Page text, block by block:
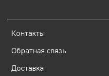
Контакты
Обратная связь
Доставка